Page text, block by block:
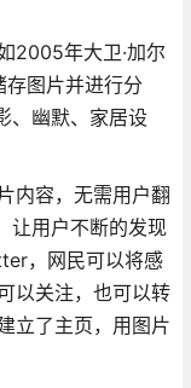
2005年大卫·加尔
图片并进行分
、幽默、家居设
内容，无需用户翻
让用户不断的发现
，网民可以将感
以关注，也可以转
立了主页，用图片